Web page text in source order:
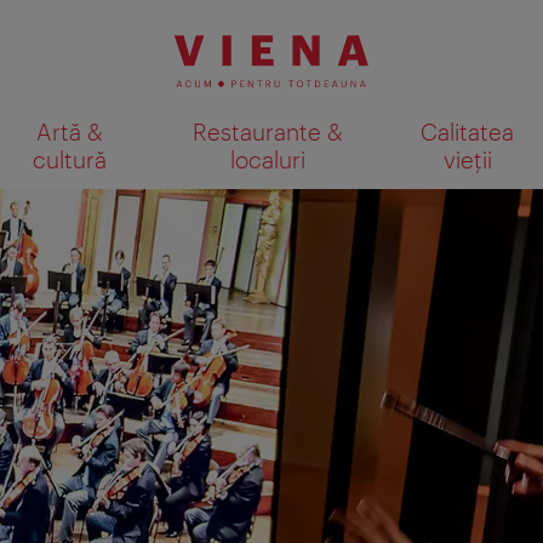
Artă &
cultură
Restaurante &
localuri
Calitatea
vieții
Afişare rezultate căutare pe